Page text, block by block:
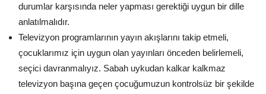
durumlar karşısında neler yapması gerektiği uygun bir dille
anlatılmalıdır.
Televizyon programlarının yayın akışlarını takip etmeli,
çocuklarımız için uygun olan yayınları önceden belirlemeli,
seçici davranmalıyız. Sabah uykudan kalkar kalkmaz
televizyon başına geçen çocuğumuzun kontrolsüz bir şekilde